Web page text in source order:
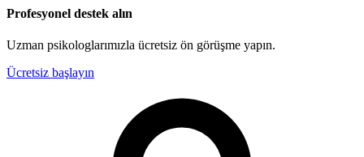
Profesyonel destek alın
Uzman psikologlarımızla ücretsiz ön görüşme yapın.
Ücretsiz başlayın